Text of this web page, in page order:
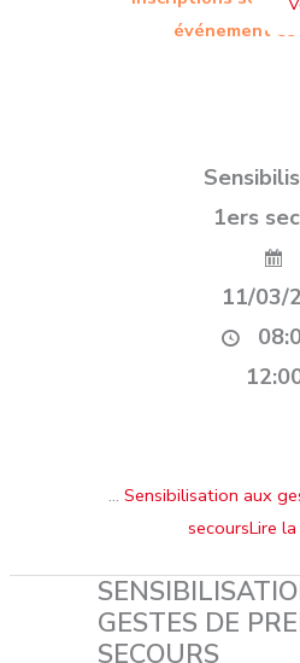
événement
1ers
11/03/
… Sensibilisation aux
secoursLire
GESTES DE
SECOURS